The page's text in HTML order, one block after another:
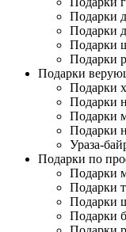
Подарки
Подарки
Подарки
Подарки
Подарки
Подарки
Подарки
Подарки
Подарки
Ураза-
Подарки по
Подарки
Подарки
Подарки
Подарки